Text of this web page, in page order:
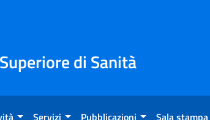
di Sanità
Servizi Pubblicazioni Sala stampa